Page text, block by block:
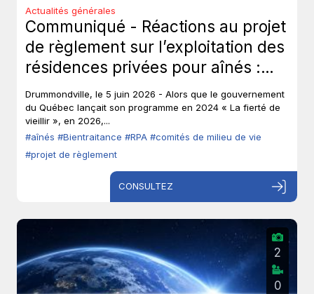
Actualités générales
Communiqué - Réactions au projet
de règlement sur l’exploitation des
résidences privées pour aînés :
Les aînés ont-ils toujours leur droit
de parole?
Drummondville, le 5 juin 2026 - Alors que le gouvernement
du Québec lançait son programme en 2024 « La fierté de
vieillir », en 2026,...
#aînés #Bientraitance #RPA #comités de milieu de vie
#projet de règlement
CONSULTEZ
2
0